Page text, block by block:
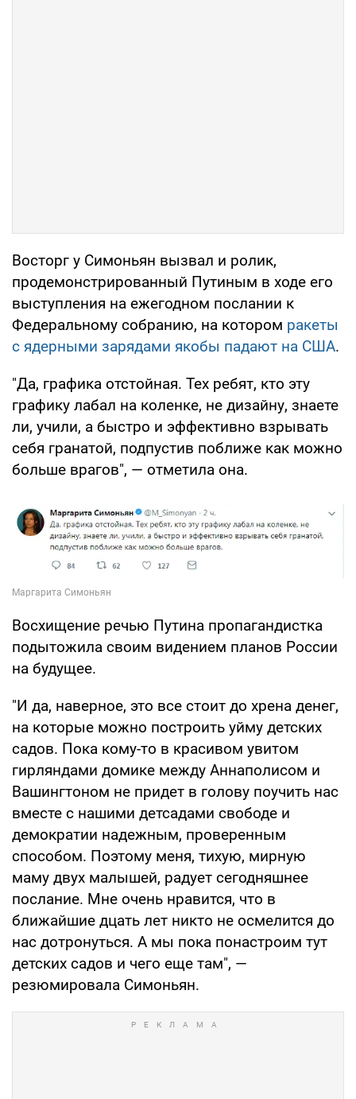
Восторг у Симоньян вызвал и ролик,
продемонстрированный Путиным в ходе его
выступления на ежегодном послании к
Федеральному собранию, на котором ракеты
с ядерными зарядами якобы падают на США.
"Да, графика отстойная. Тех ребят, кто эту
графику лабал на коленке, не дизайну, знаете
ли, учили, а быстро и эффективно взрывать
себя гранатой, подпустив поближе как можно
больше врагов", — отметила она.
Восхищение речью Путина пропагандистка
подытожила своим видением планов России
на будущее.
"И да, наверное, это все стоит до хрена денег,
на которые можно построить уйму детских
садов. Пока кому-то в красивом увитом
гирляндами домике между Аннаполисом и
Вашингтоном не придет в голову поучить нас
вместе с нашими детсадами свободе и
демократии надежным, проверенным
способом. Поэтому меня, тихую, мирную
маму двух малышей, радует сегодняшнее
послание. Мне очень нравится, что в
ближайшие дцать лет никто не осмелится до
нас дотронуться. А мы пока понастроим тут
детских садов и чего еще там", —
резюмировала Симоньян.